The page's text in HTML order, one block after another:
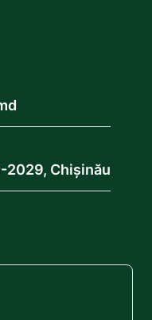
2029, Chișinău